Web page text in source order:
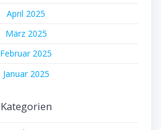
April 2025
März 2025
Februar 2025
Januar 2025
Kategorien